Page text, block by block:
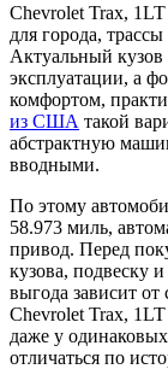
Chevrolet Trax, 1LT
для города,
Актуальный кузов
эксплуатации, а
комфортом,
из США такой
абстрактную
вводными.
По этому
58.973 миль,
привод. Перед
кузова, подвеску
выгода зависит от
Chevrolet Trax,
даже у
отличаться по